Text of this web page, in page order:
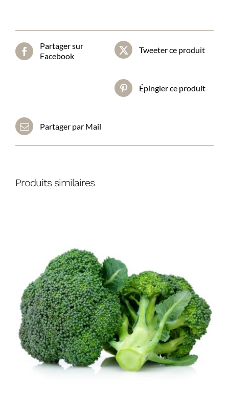
Partager sur
Facebook
Tweeter ce produit
Épingler ce produit
Partager par Mail
Produits similaires